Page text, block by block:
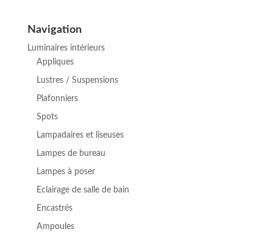
Navigation
Luminaires intérieurs
Appliques
Lustres / Suspensions
Plafonniers
Spots
Lampadaires et liseuses
Lampes de bureau
Lampes à poser
Eclairage de salle de bain
Encastrés
Ampoules